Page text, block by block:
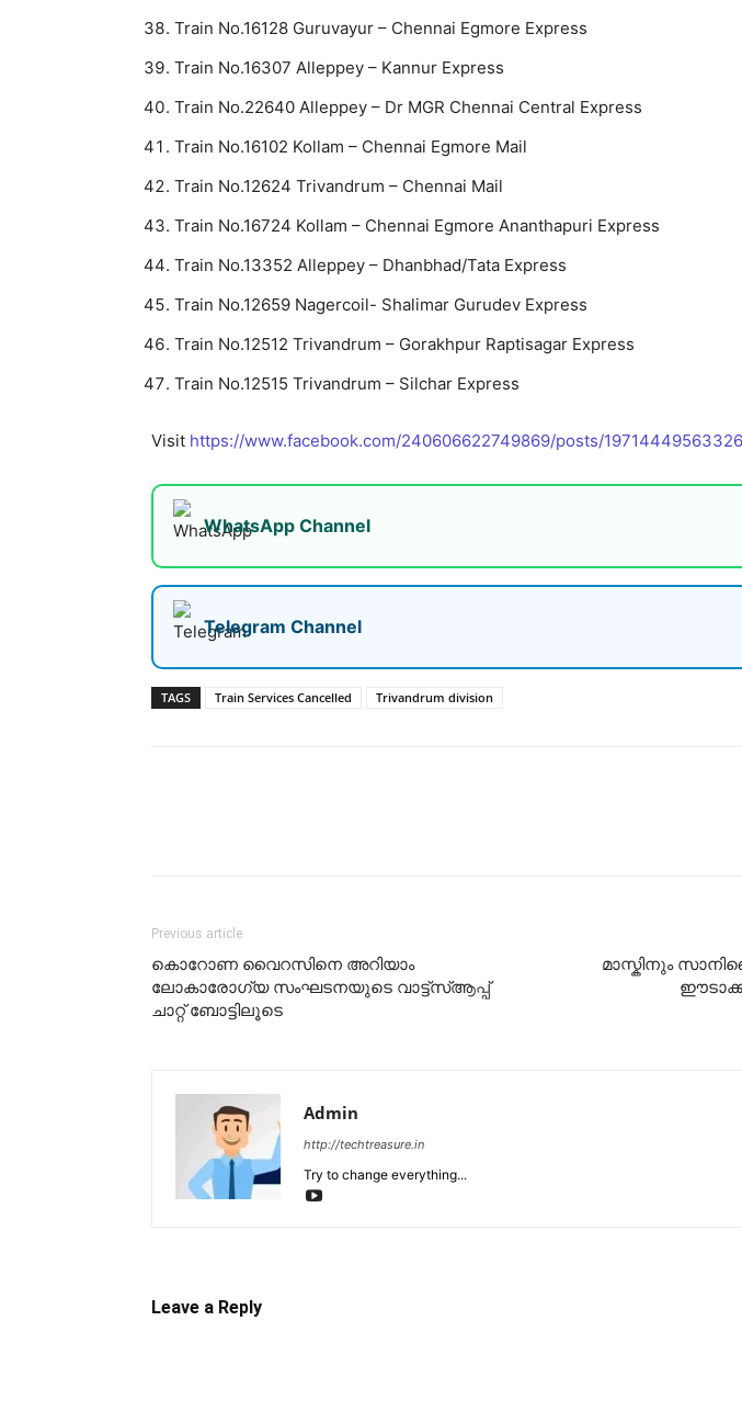
Train No.16128 Guruvayur – Chennai Egmore Express
Train No.16307 Alleppey – Kannur Express
Train No.22640 Alleppey – Dr MGR Chennai Central Express
Train No.16102 Kollam – Chennai Egmore Mail
Train No.12624 Trivandrum – Chennai Mail
Train No.16724 Kollam – Chennai Egmore Ananthapuri Express
Train No.13352 Alleppey – Dhanbhad/Tata Express
Train No.12659 Nagercoil- Shalimar Gurudev Express
Train No.12512 Trivandrum – Gorakhpur Raptisagar Express
Train No.12515 Trivandrum – Silchar Express
Visit https://www.facebook.com/240606622749869/posts/
WhatsApp Channel
Telegram Channel
TAGS Train Services Cancelled Trivandrum division
Previous article
കൊറോണ വൈറസിനെ അറിയാം
ലോകാരോഗ്യ സംഘടനയുടെ വാട്ട്സ്ആപ്പ്
ചാറ്റ് ബോട്ടിലൂടെ
മാസ്കിനും
Admin
http://techtreasure.in
Try to change everything...
Leave a Reply